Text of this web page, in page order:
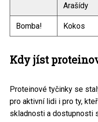
Arašídy
Bomba! Kokos
Kdy jíst
Proteinové tyčinky se
pro aktivní lidi i pro ty,
skladnosti a dostupnosti